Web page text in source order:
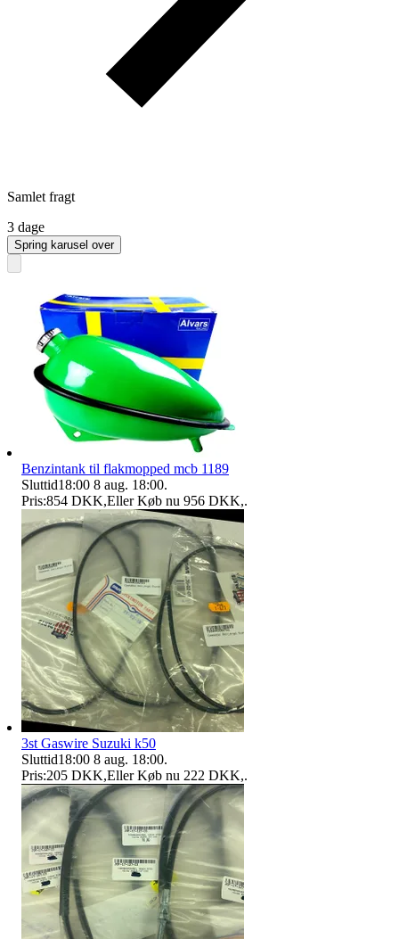
Samlet fragt
3 dage
Spring karusel over
Benzintank til flakmopped mcb 1189
Sluttid18:00 8 aug. 18:00.
Pris:854 DKK,Eller Køb nu 956 DKK,.
3st Gaswire Suzuki k50
Sluttid18:00 8 aug. 18:00.
Pris:205 DKK,Eller Køb nu 222 DKK,.